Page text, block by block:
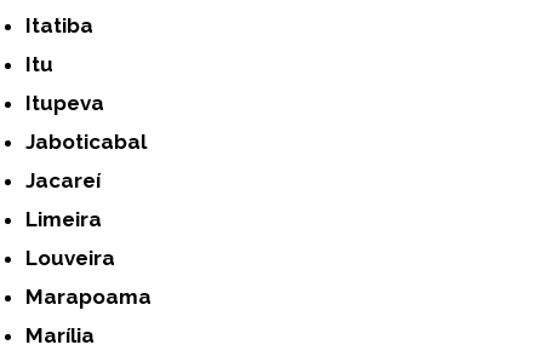
Itatiba
Itu
Itupeva
Jaboticabal
Jacareí
Limeira
Louveira
Marapoama
Marília